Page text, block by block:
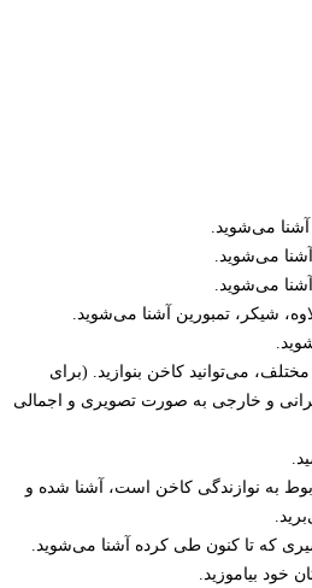
می‌شوید.
می‌شوید.
می‌شوید.
شیکر، تمبورین آشنا می‌شوید.
می‌توانید کاخن بنوازید. (برای
20 الی 30 آهنگ ایرانی و خارجی به صورت تصویری و اجمالی
به نوازندگی کاخن است، آشنا شده و
که تا کنون طی کرده آشنا می‌شوید.
خود بیاموزید.